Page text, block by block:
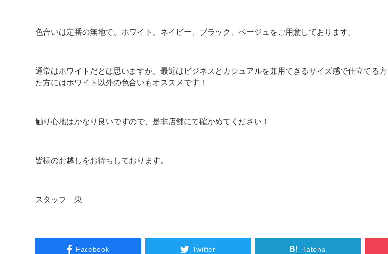
色合いは定番の無地で、ホワイト、ネイビー、ブラック、ベージュをご用意しております。
通常はホワイトだとは思いますが、最近はビジネスとカジュアルを兼用できるサイズ感で仕立てる
た方にはホワイト以外の色合いもオススメです！
触り心地はかなり良いですので、是非店舗にて確かめてください！
皆様のお越しをお待ちしております。
スタッフ 東
Facebook Twitter B! Hatena